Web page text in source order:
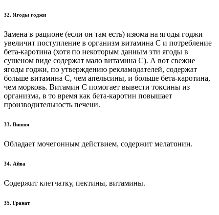
32. Ягоды годжи
Замена в рационе (если он там есть) изюма на ягоды годжи
увеличит поступление в организм витамина С и потребление
бета-каротина (хотя по некоторым данным эти ягоды в
сушеном виде содержат мало витамина C). А вот свежие
ягоды годжи, по утверждению рекламодателей, содержат
больше витамина С, чем апельсины, и больше бета-каротина,
чем морковь. Витамин С помогает вывести токсины из
организма, в то время как бета-каротин повышает
производительность печени.
33. Вишня
Обладает мочегонным действием, содержит мелатонин.
34. Айва
Содержит клетчатку, пектины, витамины.
35. Гранат